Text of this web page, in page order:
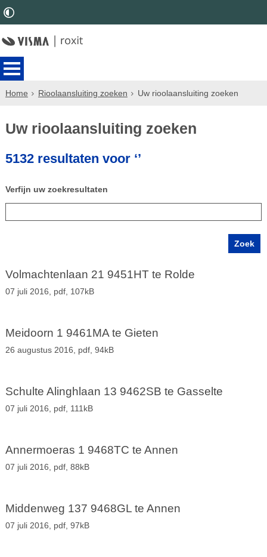
Home Rioolaansluiting zoeken Uw rioolaansluiting zoeken
Uw rioolaansluiting zoeken
5132 resultaten voor ‘’
Verfijn uw zoekresultaten
Volmachtenlaan 21 9451HT te Rolde
07 juli 2016, pdf, 107kB
Meidoorn 1 9461MA te Gieten
26 augustus 2016, pdf, 94kB
Schulte Alinghlaan 13 9462SB te Gasselte
07 juli 2016, pdf, 111kB
Annermoeras 1 9468TC te Annen
07 juli 2016, pdf, 88kB
Middenweg 137 9468GL te Annen
07 juli 2016, pdf, 97kB